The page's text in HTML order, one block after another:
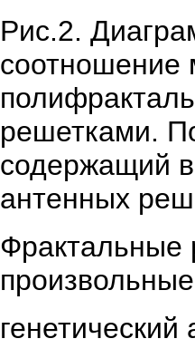
Рис.2.
решетками.
содержащий
антенных
Фрактальные